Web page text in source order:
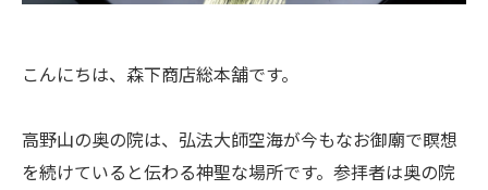
こんにちは、森下商店総本舗です。
高野山の奥の院は、弘法大師空海が今もなお御廟で瞑想
を続けていると伝わる神聖な場所です。参拝者は奥の院